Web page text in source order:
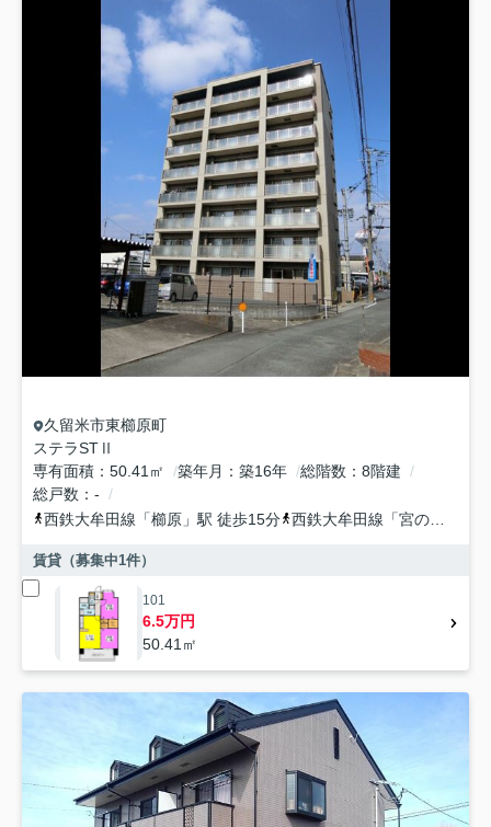
久留米市東櫛原町
ステラSTⅡ
専有面積
50.41㎡ 築年月 築16年 総階数
8階建
総戸数
-
西鉄大牟田線 「櫛原 」駅 徒歩15分 西鉄大牟田線 「宮の陣
賃貸（募集中1件）
101
6.5万円
50.41㎡